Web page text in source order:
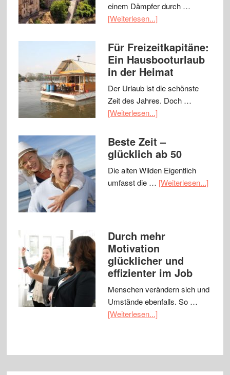
einem Dämpfer durch …
[Weiterlesen...]
Für Freizeitkapitäne:
Ein Hausbooturlaub
in der Heimat
Der Urlaub ist die schönste
Zeit des Jahres. Doch …
[Weiterlesen...]
Beste Zeit –
glücklich ab 50
Die alten Wilden Eigentlich
umfasst die … [Weiterlesen...]
Durch mehr
Motivation
glücklicher und
effizienter im Job
Menschen verändern sich und
Umstände ebenfalls. So …
[Weiterlesen...]